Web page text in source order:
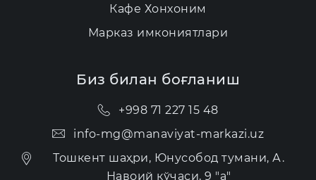
Кафе Хонхоним
Марказ имкониятлари
Биз билан боғланиш
+998 71 227 15 48
info-mg@manaviyat-markazi.uz
Тошкент шаҳри, Юнусобод тумани, А.
Навоий кўчаси, 9 "а"